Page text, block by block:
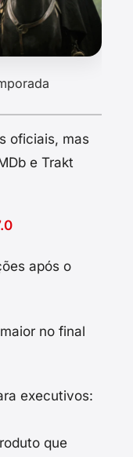
oficiais, mas
e Trakt
após o
no final
executivos:
que